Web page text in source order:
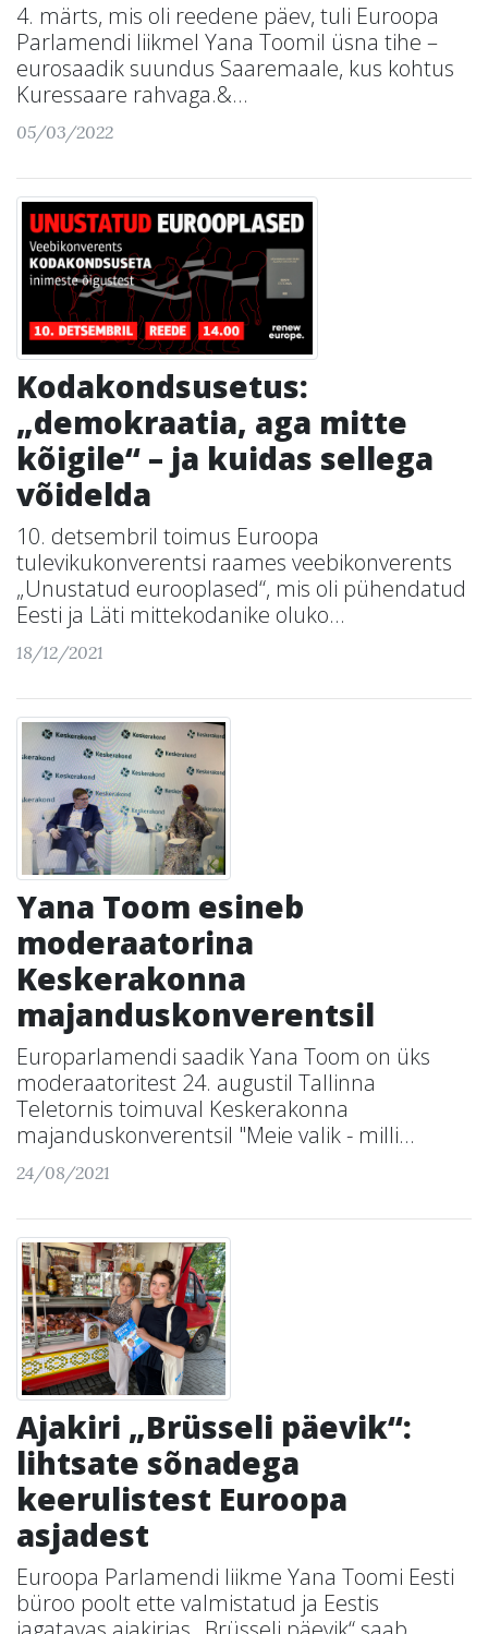
4. märts, mis oli reedene päev, tuli Euroopa
Parlamendi liikmel Yana Toomil üsna tihe –
eurosaadik suundus Saaremaale, kus kohtus
Kuressaare rahvaga.&...
05/03/2022
Kodakondsusetus:
„demokraatia, aga mitte
kõigile“ – ja kuidas sellega
võidelda
10. detsembril toimus Euroopa
tulevikukonverentsi raames veebikonverents
„Unustatud eurooplased“, mis oli pühendatud
Eesti ja Läti mittekodanike oluko...
18/12/2021
Yana Toom esineb
moderaatorina
Keskerakonna
majanduskonverentsil
Europarlamendi saadik Yana Toom on üks
moderaatoritest 24. augustil Tallinna
Teletornis toimuval Keskerakonna
majanduskonverentsil "Meie valik - milli...
24/08/2021
Ajakiri „Brüsseli päevik“:
lihtsate sõnadega
keerulistest Euroopa
asjadest
Euroopa Parlamendi liikme Yana Toomi Eesti
büroo poolt ette valmistatud ja Eestis